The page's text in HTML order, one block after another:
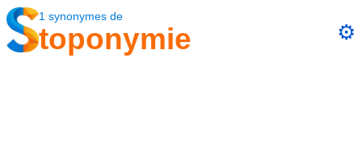
1 synonymes de
toponymie ⚙️